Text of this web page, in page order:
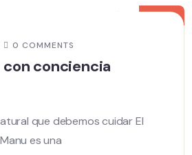
0 COMMENTS
con conciencia
que debemos cuidar El
es una